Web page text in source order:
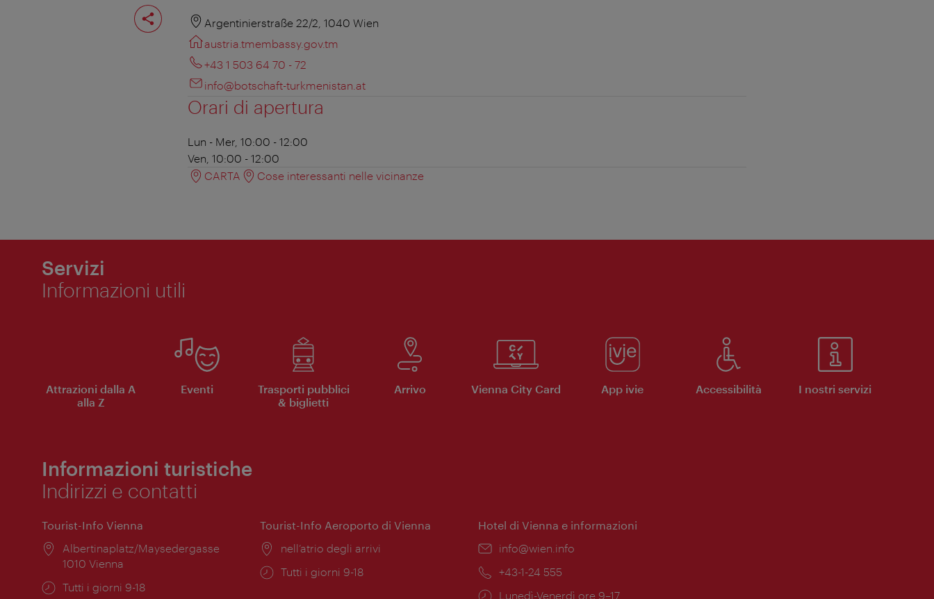
Condividi
pagina
Argentinierstraße 22/2, 1040 Wien
austria.tmembassy.gov.tm
+43 1 503 64 70 - 72
info@botschaft-turkmenistan.at
Orari di apertura
Lun - Mer, 10:00 - 12:00
Ven, 10:00 - 12:00
CARTA
Cose interessanti nelle vicinanze
Servizi
Informazioni utili
Attrazioni dalla A
alla Z
Eventi
Trasporti pubblici
& biglietti
Arrivo Vienna City Card App ivie Accessibilità I nostri servizi
Informazioni turistiche
Indirizzi e contatti
Tourist-Info Vienna
Posizione:
Albertinaplatz/Maysedergasse
1010 Vienna
Orari
Tutti i giorni 9-18
Tourist-Info Aeroporto di Vienna
Posizione:
nell’atrio degli arrivi
Orari
Tutti i giorni 9-18
Hotel di Vienna e informazioni
Email:
info@wien.info
Telefono:
+43-1-24 555
Orari
Lunedì-Venerdì ore 9–17